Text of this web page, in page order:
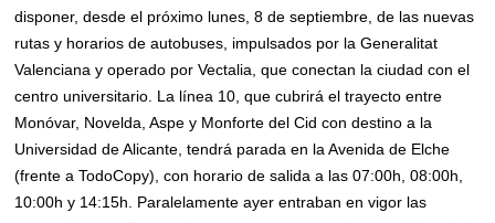
disponer, desde el próximo lunes, 8 de septiembre, de las nuevas
rutas y horarios de autobuses, impulsados por la Generalitat
Valenciana y operado por Vectalia, que conectan la ciudad con el
centro universitario. La línea 10, que cubrirá el trayecto entre
Monóvar, Novelda, Aspe y Monforte del Cid con destino a la
Universidad de Alicante, tendrá parada en la Avenida de Elche
(frente a TodoCopy), con horario de salida a las 07:00h, 08:00h,
10:00h y 14:15h. Paralelamente ayer entraban en vigor las